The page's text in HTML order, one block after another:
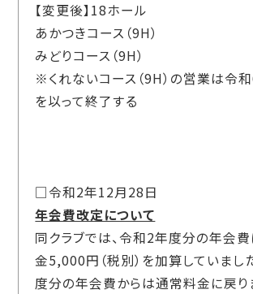
【変更後】18ホール
あかつきコース（9H）
みどりコース（9H）
※くれないコース（9H）の営業は令
を以って終了する
□令和2年12月28日
年会費改定について
同クラブでは、令和2年度分の年会
金5,000円（税別）を加算していまし
度分の年会費からは通常料金に戻り